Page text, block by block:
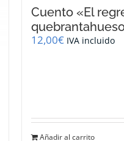
Cuento «El
12,00€ IVA incluido
Añadir al carrito